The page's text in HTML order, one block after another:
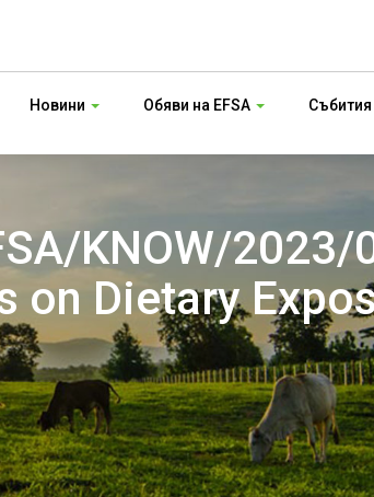
Новини Обяви на EFSA Събития
KNOW/2023/
on Dietary